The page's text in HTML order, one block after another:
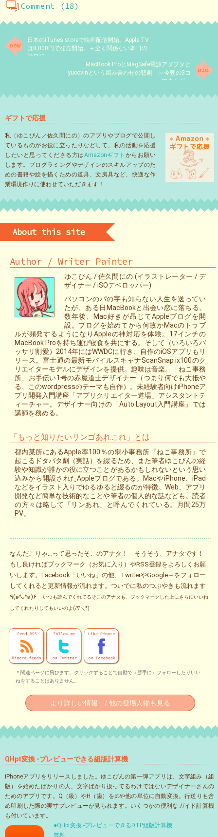
Comment (18)
日本のiTunes storeで映画配信開始、Apple TV
は8,800円で発売開始。＋全く関係ない本日の
絵日記
MacBook ProとMagSafe電源アダプタと
yucovinという組み合わせの悲劇 ～今朝の3コ
マまんが～
ギフトで応援
私（ゆこびん／佐久間にの）のアプリやブログで公開し
ているものがお役に立ったりなどして、私の活動を応援
したいと思ってくださる方はAmazonギフト からお願い
します。プログラミングやデザインのスキルアップのた
めの書籍や絵を描くための道具、文房具など、快適な作
業環境作りに使わせていただきます！
About this site
Author / Writer Painter
ゆこびん / 佐久間にの (イラストレーター / デ
ザイナー / iSOデベロッパー)
パソコンのパの字も知らない人生を送ってい
たが、ある日MacBookと出会い恋に落ちる。
数年後、Mac好きが昂じてAppleブログを開
設。ブログを始めてから何故かMacのトラブ
ルが頻発するようになりAppleの神対応を体験。17インチの
MacBook Proを持ち運び寝食を共にする。そして（いろいろバ
ッサリ割愛）2014年にはWWDCに行き、自作のiOSアプリもリ
リース。富士通の最新モバイルスキャナScanSnap ix100のク
リエイターモデルにデザインを提供。趣味は音楽。「ねこ事務
所」お手伝い1号の赤魔道士デザイナー（つまり何でも大抵や
る、このwordpressのテーマも自作）。未経験者向けiPhoneア
プリ開発入門講座「アプリクリエイター道場」アシスタントテ
ィーチャー。デザイナー向けの「Auto Layout入門講座」では
講師を務める。
「もっと知りたいリンゴあれこれ」とは
都内某所にあるApple率100％の弱小事務所『ねこ事務所』で
起こるドタバタ劇（実話）を綴るため、また筆者ゆこびんの経
験や知識が誰かの役に立つことがあるかもしれないという思い
込みから開設されたAppleブログである。MacやiPhone、iPad
などをイラスト入りでゆるゆると綴るのが特徴。Web、アプリ
開発など簡単な技術的なことや筆者の個人的な話なども。読者
の方々は略して「リンあれ」と呼んでくれている。月間25万
PV。
なんだこりゃ…って思ったそこのアナタ！ そうそう、アナタです！
もし良ければブックマーク（お気に入り）やRSS登録をよろしくお願
いします。Facebook「いいね」の他、TwitterやGoogle＋をフォロー
してくれると更新情報が流れます。ついでに私のつぶやきも流れます
٩(๑❛ᴗ❛๑)۶
いつも読んでくれてるそこのアナタも、ブックマークした上にさらにいいね
してくれたりしてもいいのよ(/∇＼*)
＊関連ページに飛びます。クリックすることで自動で（勝手に）フォローしたりいい
ねをすることはありません。
より詳しい情報 / 他の登場人物も見る
QHpt変換 -プレビューできる組版計算機
iPhoneアプリをリリースしました。ゆこびんの第一弾アプリは、文字組み（組
版）を始めたばかりの人、文字ばかり扱ってるわけではないデザイナーさんの
ためのアプリです。Q（級）やH（歯）をptや他の単位に自動変換。行送りも含
め印刷した際の実寸プレビューが見られます。いくつかの便利なガイド計算機
も付いています。
●QHpt変換 -プレビューできるDTP組版計算機
無料